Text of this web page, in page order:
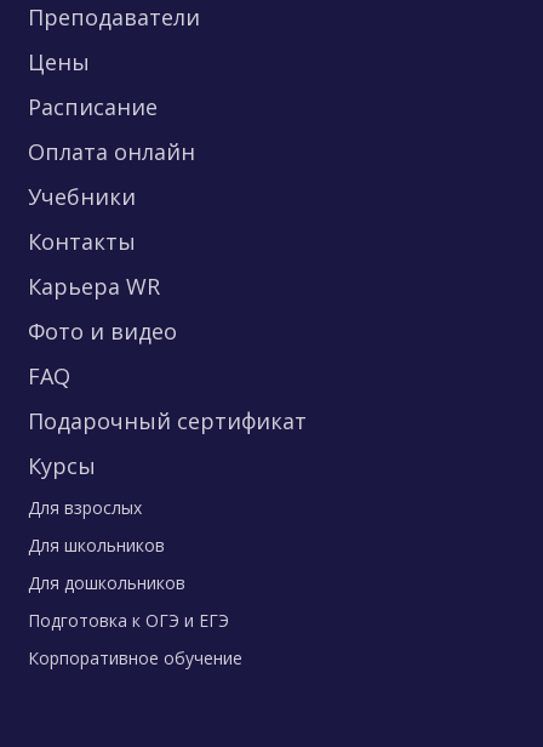
Преподаватели
Цены
Расписание
Оплата онлайн
Учебники
Контакты
Карьера WR
Фото и видео
FAQ
Подарочный сертификат
Курсы
Для взрослых
Для школьников
Для дошкольников
Подготовка к ОГЭ и ЕГЭ
Корпоративное обучение